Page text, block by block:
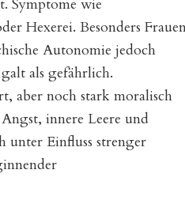
Symptome wie
Hexerei. Besonders
Autonomie jedoch
als gefährlich.
aber noch stark moralisch
innere Leere und
unter Einfluss strenger